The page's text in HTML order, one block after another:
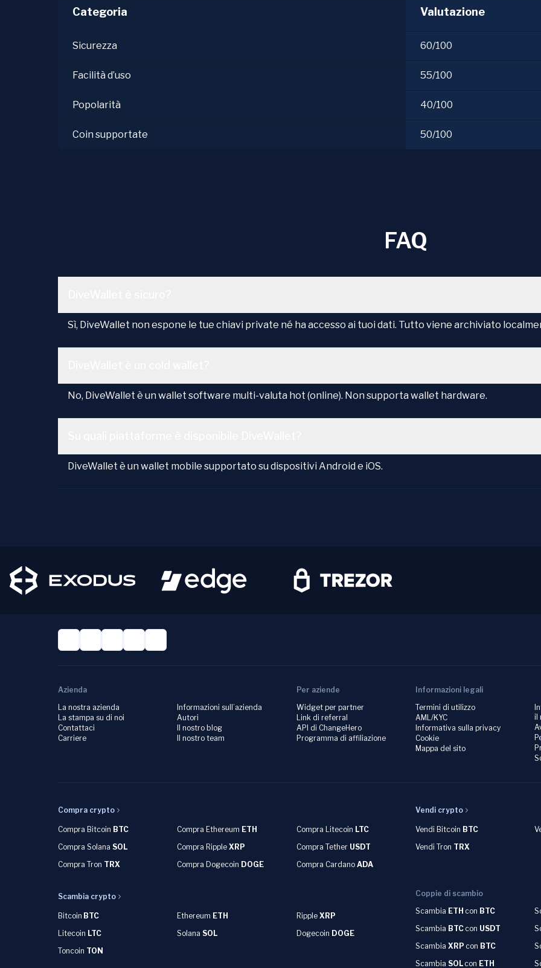
Categoria Valutazione
Sicurezza 60/100
Facilità d’uso 55/100
Popolarità 40/100
Coin supportate 50/100
FAQ
Sì, DiveWallet non espone le tue chiavi private né ha accesso ai tuoi dati. Tutto viene archiviato
No, DiveWallet è un wallet software multi-valuta hot (online). Non supporta wallet hardware.
DiveWallet è un wallet mobile supportato su dispositivi Android e iOS.
Azienda
La nostra azienda
La stampa su di noi
Contattaci
Carriere
Informazioni sull’azienda
Autori
Il nostro blog
Il nostro team
Per aziende
Widget per partner
Link di referral
API di ChangeHero
Programma di affiliazione
Informazioni legali
Termini di utilizzo
AML/KYC
Informativa sulla privacy
Cookie
Mappa del sito
il
Compra crypto
Compra Bitcoin BTC Compra Ethereum ETH Compra Litecoin LTC
Compra Solana SOL Compra RippleXRP Compra Tether USDT
Compra Tron TRX Compra Dogecoin DOGE Compra Cardano ADA
Vendi crypto
Vendi Bitcoin BTC
Vendi Tron TRX
Scambia crypto
Bitcoin BTC Ethereum ETH Ripple XRP
Litecoin LTC SolanaSOL Dogecoin DOGE
Toncoin TON
Coppie di scambio
Scambia ETH con BTC
Scambia BTC con USDT
Scambia XRP con BTC
Scambia SOL con ETH